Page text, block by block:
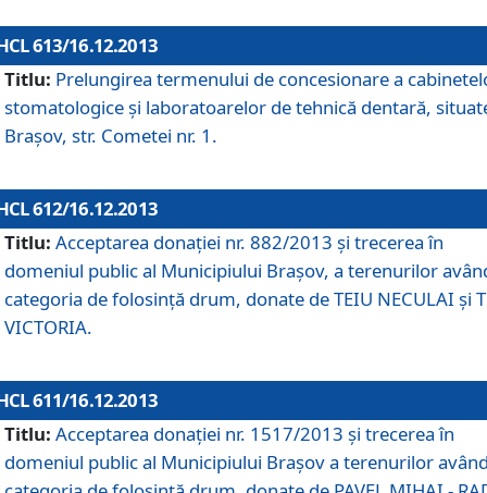
613/16.12.2013
Titlu: Prelungirea termenului de concesionare a
stomatologice şi laboratoarelor de tehnică dentară,
Braşov, str. Cometei nr. 1.
612/16.12.2013
Titlu: Acceptarea donaţiei nr. 882/2013 şi trecerea în
domeniul public al Municipiului Braşov, a terenurilor
categoria de folosinţă drum, donate de TEIU NECULAI şi
VICTORIA.
611/16.12.2013
Titlu: Acceptarea donaţiei nr. 1517/2013 şi trecerea în
domeniul public al Municipiului Braşov a terenurilor